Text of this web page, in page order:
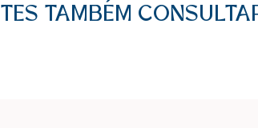
TAMBÉM